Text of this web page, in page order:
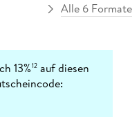
Alle 6 Formate
13%12 auf diesen